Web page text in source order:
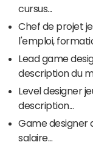
cursus...
Chef de projet
l'emploi,
Lead game
description du
Level designer
description...
Game designer
salaire...